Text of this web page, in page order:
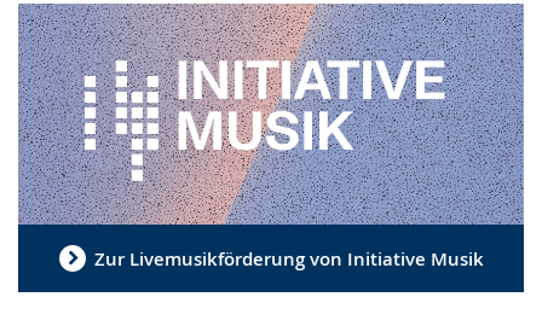
Zur Livemusikförderung von Initiative Musik